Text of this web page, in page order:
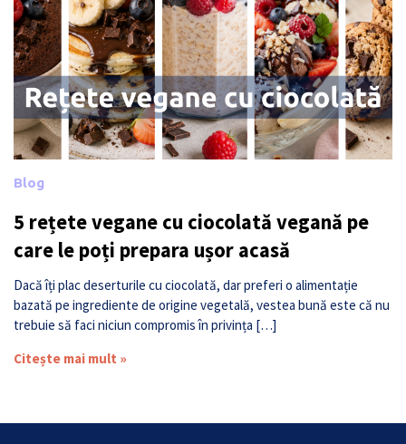
Blog
5 rețete vegane cu ciocolată vegană pe
care le poți prepara ușor acasă
Dacă îți plac deserturile cu ciocolată, dar preferi o alimentație
bazată pe ingrediente de origine vegetală, vestea bună este că nu
trebuie să faci niciun compromis în privința […]
Citește mai mult »